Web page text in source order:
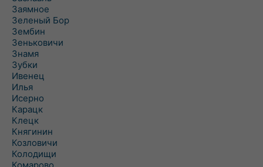
Заямное
Зеленый Бор
Зембин
Зеньковичи
Знамя
Зубки
Ивенец
Илья
Исерно
Карацк
Клецк
Княгинин
Козловичи
Колодищи